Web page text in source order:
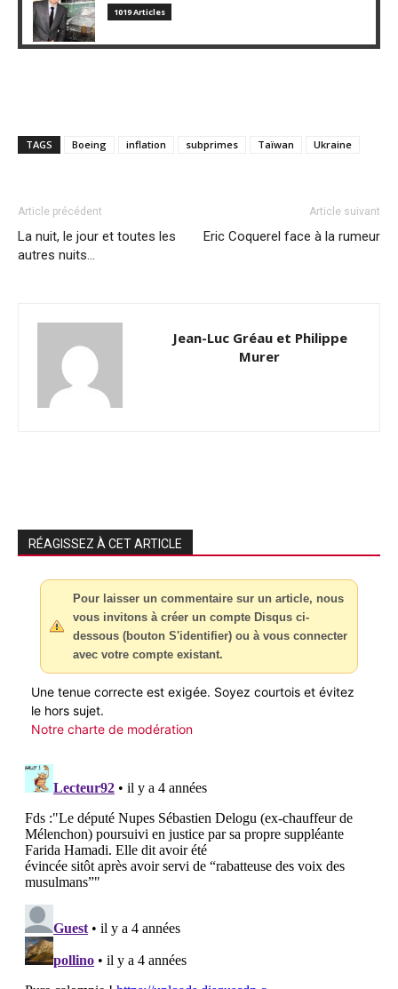
1019 Articles
TAGS Boeing inflation subprimes Taïwan Ukraine
Article précédent
La nuit, le jour et toutes les
autres nuits…
Article suivant
Eric Coquerel face à la rumeur
Jean-Luc Gréau et Philippe
Murer
RÉAGISSEZ À CET ARTICLE
Pour laisser un commentaire sur un article, nous
vous invitons à créer un compte Disqus ci-
dessous (bouton S'identifier) ou à vous connecter
avec votre compte existant.
Une tenue correcte est exigée. Soyez courtois et évitez
le hors sujet.
Notre charte de modération